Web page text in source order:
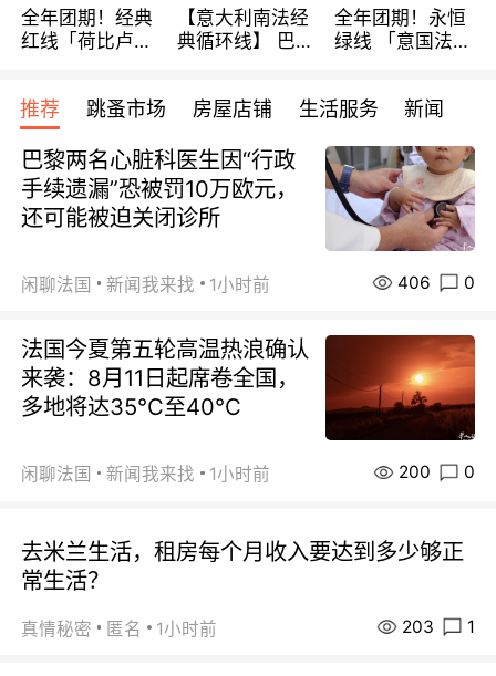
全年团期！经典
红线「荷比卢德
天！巴黎上下！
包拼房~
【意大利南法经
典循环线】 巴黎
宾馆 108欧/天起
全年团期！永恒
绿线 「意国法
欧/天起 ~包拼房
推荐 跳蚤市场 房屋店铺 生活服务 新闻
巴黎两名心脏科医生因“行政
手续遗漏”恐被罚10万欧元，
还可能被迫关闭诊所
闲聊法国 新闻我来找 1小时前 406 0
法国今夏第五轮高温热浪确认
来袭：8月11日起席卷全国，
多地将达35℃至40℃
闲聊法国 新闻我来找 1小时前 200 0
去米兰生活，租房每个月收入要达到多少够正
常生活？
真情秘密 匿名 1小时前 203 1